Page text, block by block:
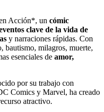
Acción*, un cómic
clave de la vida de
y narraciones rápidas. Con
bautismo, milagros, muerte,
esenciales de amor,
por su trabajo con
Comics y Marvel, ha creado
atractivo.